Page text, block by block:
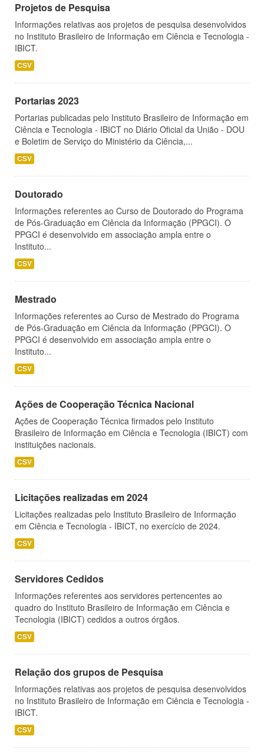
Projetos de Pesquisa
Informações relativas aos projetos de pesquisa desenvolvidos
no Instituto Brasileiro de Informação em Ciência e Tecnologia -
IBICT.
CSV
Portarias 2023
Portarias publicadas pelo Instituto Brasileiro de Informação em
Ciência e Tecnologia - IBICT no Diário Oficial da União - DOU
e Boletim de Serviço do Ministério da Ciência,...
CSV
Doutorado
Informações referentes ao Curso de Doutorado do Programa
de Pós-Graduação em Ciência da Informação (PPGCI). O
PPGCI é desenvolvido em associação ampla entre o
Instituto...
CSV
Mestrado
Informações referentes ao Curso de Mestrado do Programa
de Pós-Graduação em Ciência da Informação (PPGCI). O
PPGCI é desenvolvido em associação ampla entre o
Instituto...
CSV
Ações de Cooperação Técnica Nacional
Ações de Cooperação Técnica firmados pelo Instituto
Brasileiro de Informação em Ciência e Tecnologia (IBICT) com
instituições nacionais.
CSV
Licitações realizadas em 2024
Licitações realizadas pelo Instituto Brasileiro de Informação
em Ciência e Tecnologia - IBICT, no exercício de 2024.
CSV
Servidores Cedidos
Informações referentes aos servidores pertencentes ao
quadro do Instituto Brasileiro de Informação em Ciência e
Tecnologia (IBICT) cedidos a outros órgãos.
CSV
Relação dos grupos de Pesquisa
Informações relativas aos projetos de pesquisa desenvolvidos
no Instituto Brasileiro de Informação em Ciência e Tecnologia -
IBICT.
CSV